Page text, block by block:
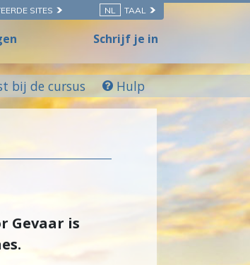
SITES NL TAAL
Schrijf je in
bij de cursus Hulp
Gevaar is